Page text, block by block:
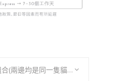
對稱耳環組合(兩邊均是同一隻貓咪的鼻紋)